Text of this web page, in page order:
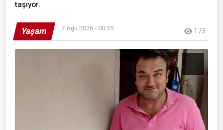
taşıyor.
Yaşam 7 Ağu 2026 - 00:35 173